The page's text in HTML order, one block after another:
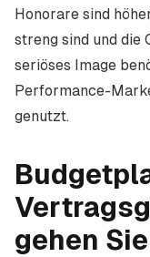
Honorare sind
streng sind und die
seriöses Image
Performance-
genutzt.
gehen